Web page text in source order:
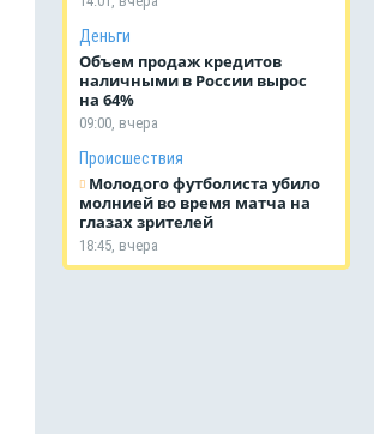
Деньги
Объем продаж кредитов
наличными в России вырос
на 64%
09:00, вчера
Происшествия
Молодого футболиста убило
молнией во время матча на
глазах зрителей
18:45, вчера